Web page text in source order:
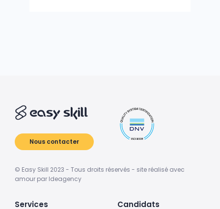
Nous contacter
© Easy Skill 2023 - Tous droits réservés - site réalisé avec
amour par Ideagency
Services Candidats